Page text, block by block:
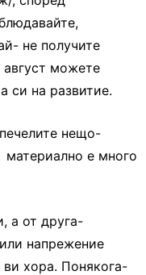
не получите
можете
си на развитие.
нещо-
е много
а от друга-
напрежение
хора. Понякога-